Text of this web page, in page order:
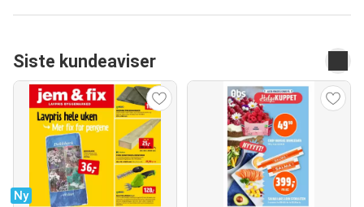
Siste kundeaviser
Ny